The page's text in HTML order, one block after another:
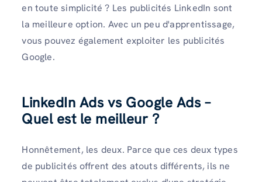
en toute simplicité ? Les publicités LinkedIn sont
la meilleure option. Avec un peu d'apprentissage,
vous pouvez également exploiter les publicités
Google.
LinkedIn Ads vs Google Ads –
Quel est le meilleur ?
Honnêtement, les deux. Parce que ces deux types
de publicités offrent des atouts différents, ils ne